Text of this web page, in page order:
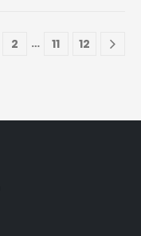
2 … 11 12